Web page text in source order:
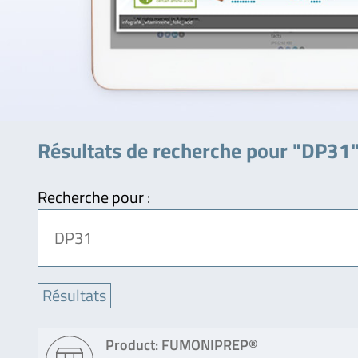
Résultats de recherche pour
Recherche pour :
Product: FUMONIPREP®